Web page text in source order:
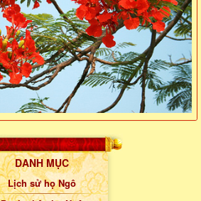
DANH MỤC
Lịch sử họ Ngô